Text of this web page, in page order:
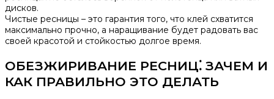
дисков.​
Чистые ресницы – это гарантия того‚ что клей схватится
максимально прочно‚ а наращивание будет радовать вас
своей красотой и стойкостью долгое время.​
ОБЕЗЖИРИВАНИЕ РЕСНИЦ⁚ ЗАЧЕМ И
КАК ПРАВИЛЬНО ЭТО ДЕЛАТЬ